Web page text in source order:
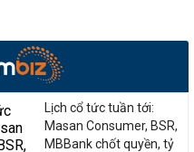
Lịch cổ tức tuần tới:
Masan Consumer, BSR,
MBBank chốt quyền, tỷ